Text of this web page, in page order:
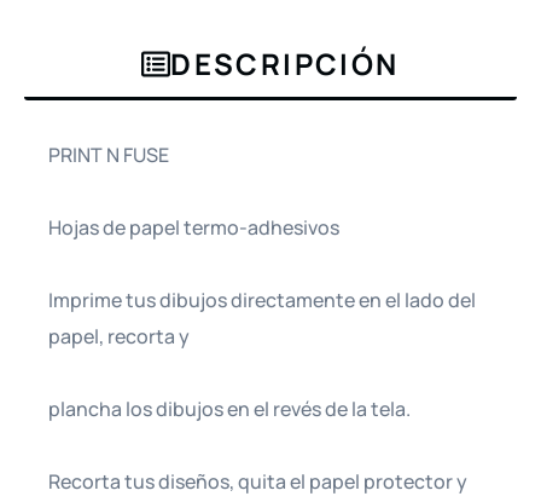
DESCRIPCIÓN
PRINT N FUSE
Hojas de papel termo-adhesivos
Imprime tus dibujos directamente en el lado del
papel, recorta y
plancha los dibujos en el revés de la tela.
Recorta tus diseños, quita el papel protector y